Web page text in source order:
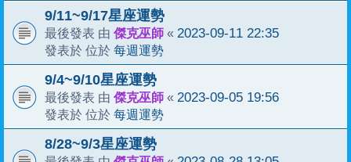
9/11~9/17星座運勢
最後發表 由 傑克巫師 « 2023-09-11 22:35
發表於 位於 每週運勢
9/4~9/10星座運勢
最後發表 由 傑克巫師 « 2023-09-05 19:56
發表於 位於 每週運勢
8/28~9/3星座運勢